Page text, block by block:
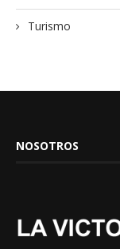
Turismo
NOSOTROS